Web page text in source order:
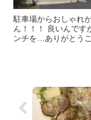
駐車場からおしゃれ
ん！！！ 良いんです
ンチを…ありがとう